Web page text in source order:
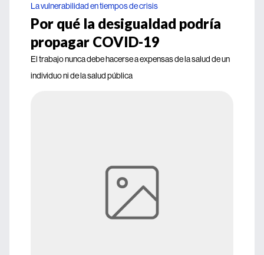
La vulnerabilidad en tiempos de crisis
Por qué la desigualdad podría
propagar COVID-19
El trabajo nunca debe hacerse a expensas de la salud de un
individuo ni de la salud pública